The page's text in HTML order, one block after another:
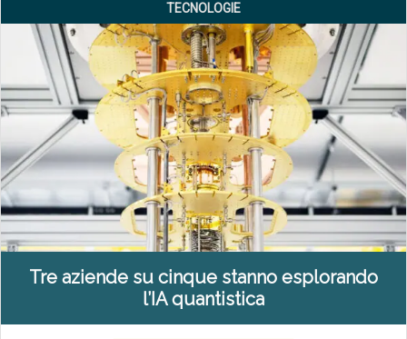
TECNOLOGIE
Tre aziende su cinque stanno esplorando
l’IA quantistica